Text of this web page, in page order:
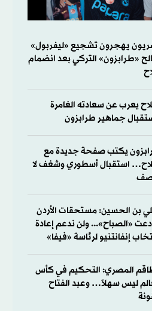
يهجرون تشجيع «ليفربول»
«طرابزون» التركي بعد انضمام
يعرب عن سعادته الغامرة
جماهير طرابزون
يكتب صفحة جديدة مع
استقبال أسطوري وشغف لا
بن الحسين: مستحقات الأردن
«الصباح»... ولن ندعم إعادة
إنفانتنيو لرئاسة «فيفا»
المصري: التحكيم في كأس
ليس سهلاً… وعبد الفتاح